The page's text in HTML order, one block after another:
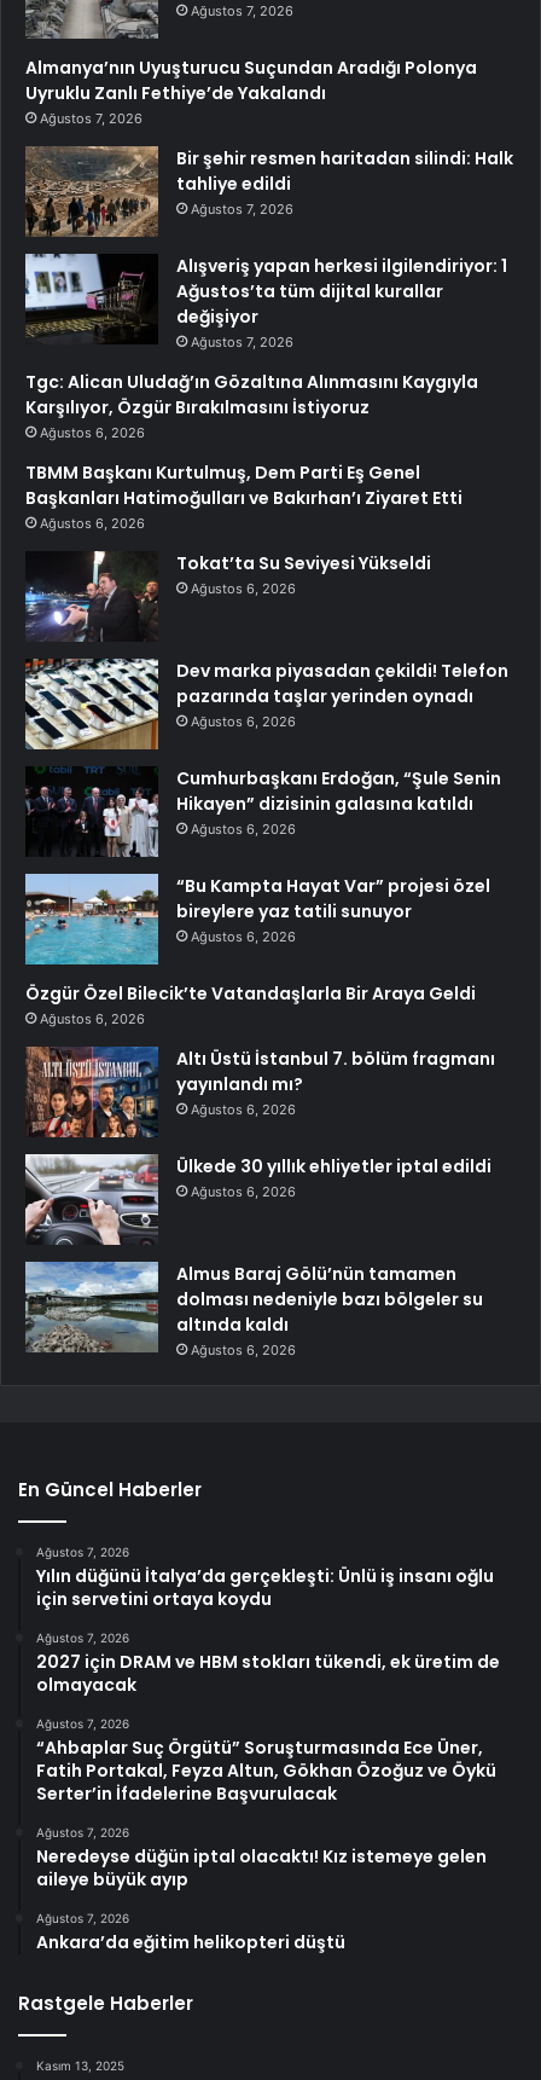
Ağustos 7, 2026
Almanya’nın Uyuşturucu Suçundan Aradığı Polonya
Uyruklu Zanlı Fethiye’de Yakalandı
Ağustos 7, 2026
Bir şehir resmen haritadan silindi: Halk
tahliye edildi
Ağustos 7, 2026
Alışveriş yapan herkesi ilgilendiriyor: 1
Ağustos’ta tüm dijital kurallar
değişiyor
Ağustos 7, 2026
Tgc: Alican Uludağ’ın Gözaltına Alınmasını Kaygıyla
Karşılıyor, Özgür Bırakılmasını İstiyoruz
Ağustos 6, 2026
TBMM Başkanı Kurtulmuş, Dem Parti Eş Genel
Başkanları Hatimoğulları ve Bakırhan’ı Ziyaret Etti
Ağustos 6, 2026
Tokat’ta Su Seviyesi Yükseldi
Ağustos 6, 2026
Dev marka piyasadan çekildi! Telefon
pazarında taşlar yerinden oynadı
Ağustos 6, 2026
Cumhurbaşkanı Erdoğan, “Şule Senin
Hikayen” dizisinin galasına katıldı
Ağustos 6, 2026
“Bu Kampta Hayat Var” projesi özel
bireylere yaz tatili sunuyor
Ağustos 6, 2026
Özgür Özel Bilecik’te Vatandaşlarla Bir Araya Geldi
Ağustos 6, 2026
Altı Üstü İstanbul 7. bölüm fragmanı
yayınlandı mı?
Ağustos 6, 2026
Ülkede 30 yıllık ehliyetler iptal edildi
Ağustos 6, 2026
Almus Baraj Gölü’nün tamamen
dolması nedeniyle bazı bölgeler su
altında kaldı
Ağustos 6, 2026
En Güncel Haberler
Ağustos 7, 2026
Yılın düğünü İtalya’da gerçekleşti: Ünlü iş insanı oğlu
için servetini ortaya koydu
Ağustos 7, 2026
2027 için DRAM ve HBM stokları tükendi, ek üretim de
olmayacak
Ağustos 7, 2026
“Ahbaplar Suç Örgütü” Soruşturmasında Ece Üner,
Fatih Portakal, Feyza Altun, Gökhan Özoğuz ve Öykü
Serter’in İfadelerine Başvurulacak
Ağustos 7, 2026
Neredeyse düğün iptal olacaktı! Kız istemeye gelen
aileye büyük ayıp
Ağustos 7, 2026
Ankara’da eğitim helikopteri düştü
Rastgele Haberler
Kasım 13, 2025